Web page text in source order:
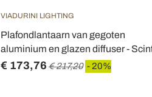
VIADURINI LIGHTING
Plafondlantaarn van gegoten
aluminium en glazen diffuser -
€ 173,76 € 217,20 - 20%